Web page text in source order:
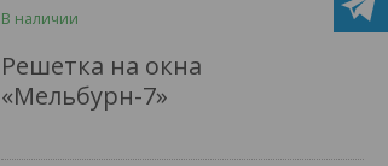
В наличии
Решетка на окна
«Мельбурн-7»